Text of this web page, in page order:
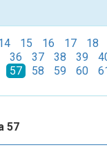
15 16 17 18
36 37 38 39
57 58 59 60
57